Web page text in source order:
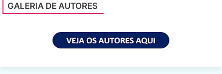
GALERIA DE AUTORES